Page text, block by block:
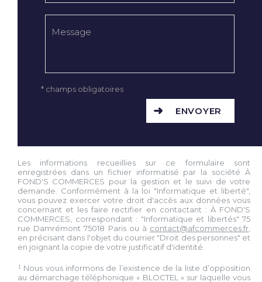
* champs obligatoires
ENVOYER
Les informations recueillies sur ce formulaire sont
enregistrées dans un fichier informatisé par la société À
FOND'S COMMERCES pour la gestion et le suivi de votre
demande. Conformément à la loi "Informatique et liberté",
vous pouvez exercer votre droit d'accès aux données vous
concernant et les faire rectifier en contactant : À FOND'S
COMMERCES, correspondant : "Informatique et libertés" 75
rue Damrémont 75018 Paris ou à contact@afcommerces.fr
en précisant dans l'objet du courrier "Droit des personnes" et
en joignant la copie de votre justificatif d'identité.
¹ Nous vous informons de l’existence de la liste d’opposition
au démarchage téléphonique « BLOCTEL » sur laquelle vous